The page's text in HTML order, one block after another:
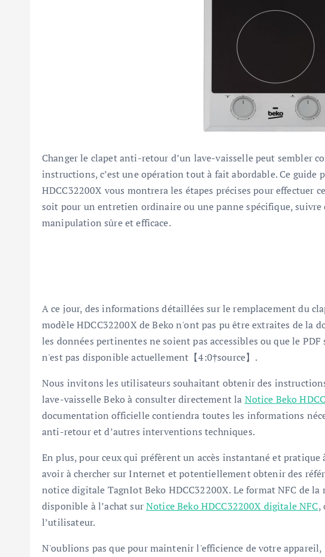
Changer le clapet anti-retour d’un lave-vaisselle peut sembler
instructions, c’est une opération tout à fait abordable. Ce guide
HDCC32200X vous montrera les étapes précises pour effectuer
soit pour un entretien ordinaire ou une panne spécifique, suivre
manipulation sûre et efficace.
A ce jour, des informations détaillées sur le remplacement du
modèle HDCC32200X de Beko n'ont pas pu être extraites de la
les données pertinentes ne soient pas accessibles ou que le
n'est pas disponible actuellement【4:0†source】.
Nous invitons les utilisateurs souhaitant obtenir des
lave-vaisselle Beko à consulter directement la Notice Beko
documentation officielle contiendra toutes les informations
anti-retour et d’autres interventions techniques.
En plus, pour ceux qui préfèrent un accès instantané et
avoir à chercher sur Internet et potentiellement obtenir des
notice digitale TagnIot Beko HDCC32200X. Le format NFC de
disponible à l’achat surNotice Beko HDCC32200X digitale NFC,
l’utilisateur.
N'oublions pas que pour maintenir l'efficience de votre